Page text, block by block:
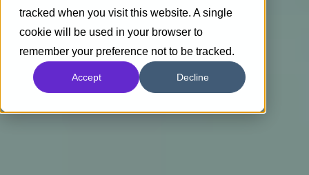
tracked when you visit this website. A single
cookie will be used in your browser to
remember your preference not to be tracked.
Accept Decline